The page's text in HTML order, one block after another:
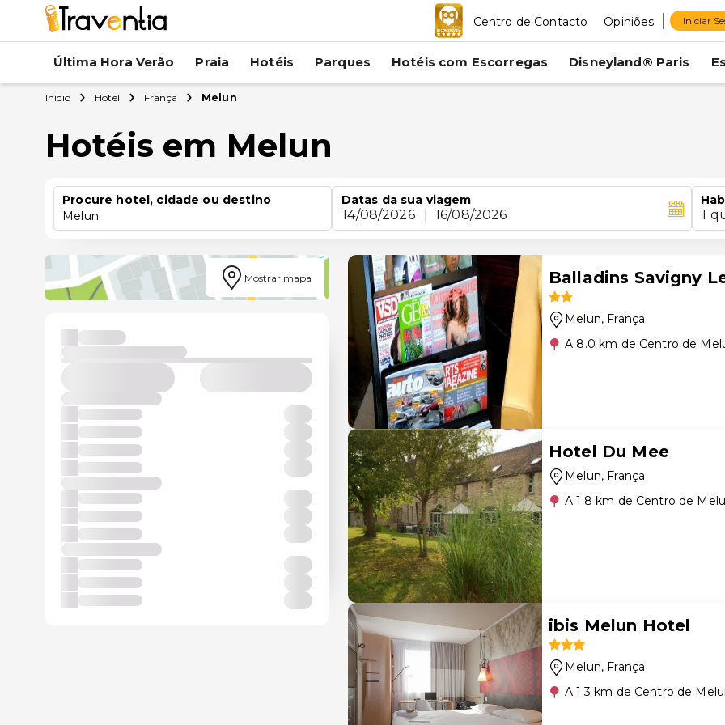
Centro de Contacto Opiniões Iniciar
Última Hora Verão Praia Hotéis Parques Hotéis com Escorregas Disneyland® Paris
Início Hotel França Melun
Hotéis em Melun
Procure hotel, cidade ou destino
Melun
Datas da sua viagem
14/08/2026 16/08/2026 1
Mostrar mapa Balladins Savigny
Melun, França
A 8.0 km de Centro de
Hotel Du Mee
Melun, França
A 1.8 km de Centro de
ibis Melun Hotel
Melun, França
A 1.3 km de Centro de